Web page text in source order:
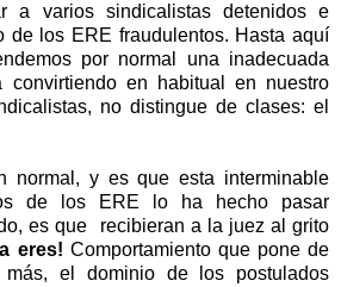
a varios sindicalistas detenidos e
de los ERE fraudulentos. Hasta aquí
por normal una inadecuada
convirtiendo en habitual en nuestro
no distingue de clases: el
normal, y es que esta interminable
de los ERE lo ha hecho pasar
es que recibieran a la juez al grito
eres! Comportamiento que pone de
más, el dominio de los postulados